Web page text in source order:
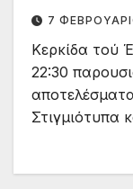
7
Κερκίδα τού
22:30
Στιγμιότυπα